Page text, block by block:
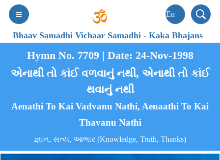
Bhaav Samadhi Vichaar Samadhi-Kaka Bhajans
Hymn No. 7709 | Date: 24-Nov-1998
એનાથી તો કાંઈ વળવાનું નથી, એનાથી તો કાંઈ
થવાનું નથી
Aenathi To Kai Vadvanu Nathi, Aenaathi To Kai
Thavanu Nathi
જ્ઞાન, સત્ય, આભાર (Knowledge, Truth, Thanks)